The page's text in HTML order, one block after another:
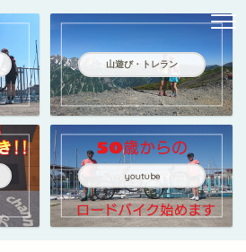
山遊び・トレラン
youtube